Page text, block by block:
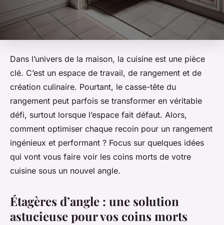
Dans l’univers de la maison, la cuisine est une pièce
clé. C’est un espace de travail, de rangement et de
création culinaire. Pourtant, le casse-tête du
rangement peut parfois se transformer en véritable
défi, surtout lorsque l’espace fait défaut. Alors,
comment optimiser chaque recoin pour un rangement
ingénieux et performant ? Focus sur quelques idées
qui vont vous faire voir les coins morts de votre
cuisine sous un nouvel angle.
Étagères d’angle : une solution
astucieuse pour vos coins morts